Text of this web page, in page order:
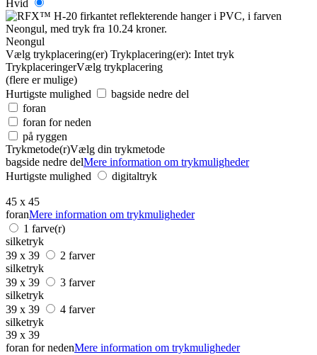
Hvid
Neongul
Vælg trykplacering(er) Trykplacering(er): Intet tryk
TrykplaceringerVælg trykplacering
(flere er mulige)
Hurtigste mulighed
bagside nedre del
foran
foran for neden
på ryggen
Trykmetode(r)Vælg din trykmetode
bagside nedre delMere information om trykmuligheder
Hurtigste mulighed
digitaltryk
45 x 45
foranMere information om trykmuligheder
1 farve(r)
silketryk
39 x 39
2 farver
silketryk
39 x 39
3 farver
silketryk
39 x 39
4 farver
silketryk
39 x 39
foran for nedenMere information om trykmuligheder